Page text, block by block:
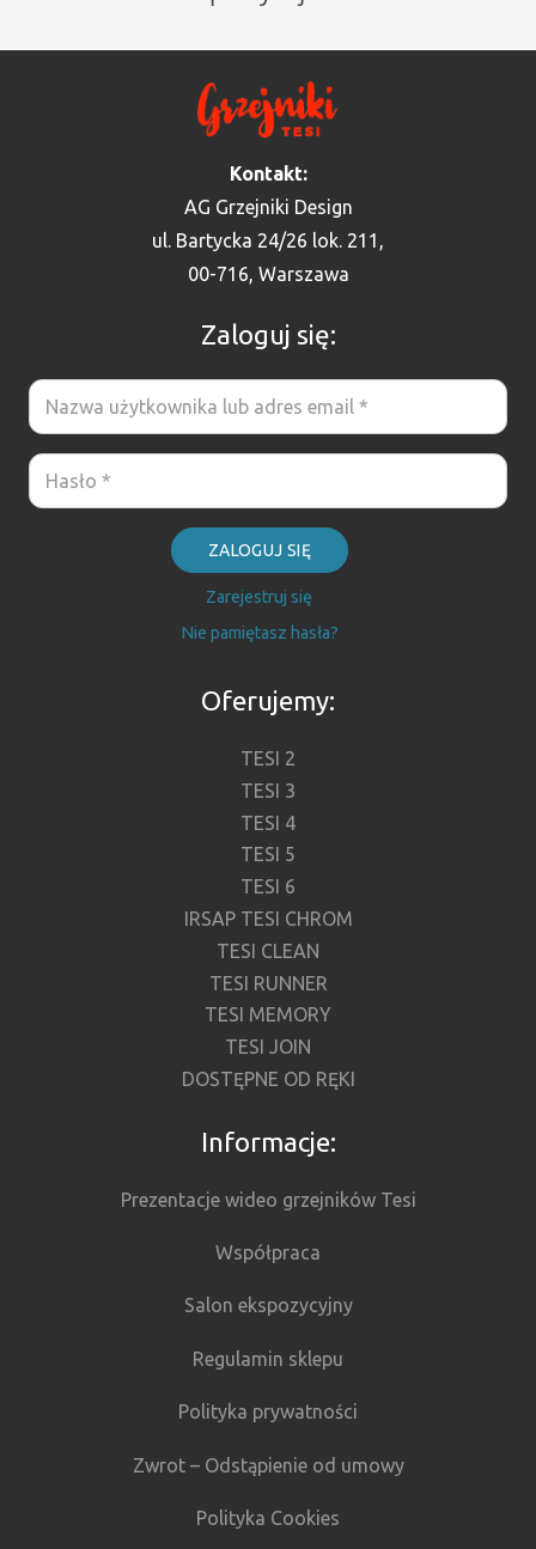
Kontakt:
AG Grzejniki Design
ul. Bartycka 24/26 lok. 211,
00-716, Warszawa
Zaloguj się:
ZALOGUJ SIĘ
Zarejestruj się
Nie pamiętasz hasła?
Oferujemy:
TESI 2
TESI 3
TESI 4
TESI 5
TESI 6
IRSAP TESI CHROM
TESI CLEAN
TESI RUNNER
TESI MEMORY
TESI JOIN
DOSTĘPNE OD RĘKI
Informacje:
Prezentacje wideo grzejników Tesi
Współpraca
Salon ekspozycyjny
Regulamin sklepu
Polityka prywatności
Zwrot – Odstąpienie od umowy
Polityka Cookies